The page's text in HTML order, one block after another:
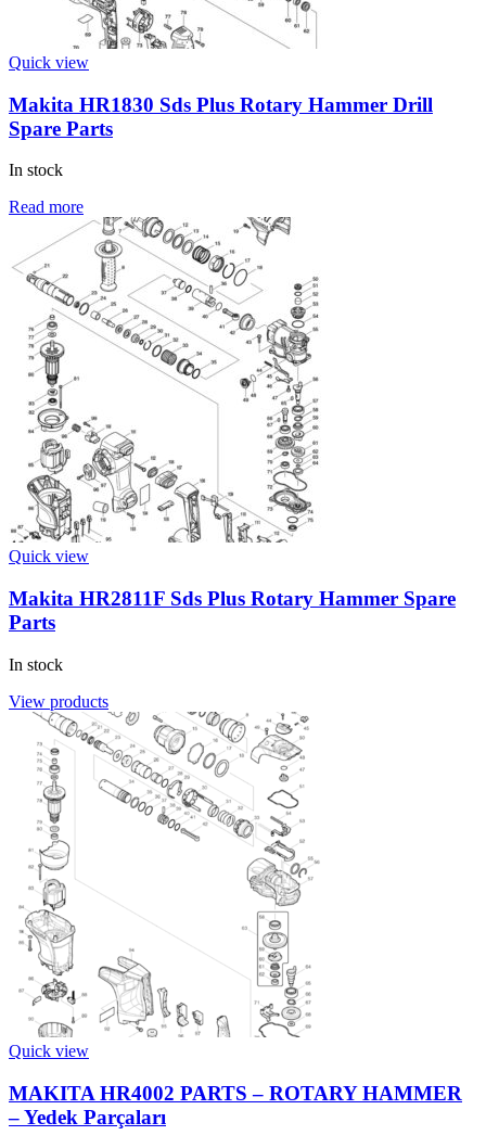
Quick view
Makita HR1830 Sds Plus Rotary Hammer Drill
Spare Parts
In stock
Read more
Quick view
Makita HR2811F Sds Plus Rotary Hammer Spare
Parts
In stock
View products
Quick view
MAKITA HR4002 PARTS – ROTARY HAMMER
– Yedek Parçaları